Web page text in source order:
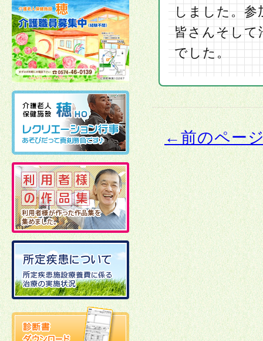
しました。参
皆さんそして
でした。
←前のペー